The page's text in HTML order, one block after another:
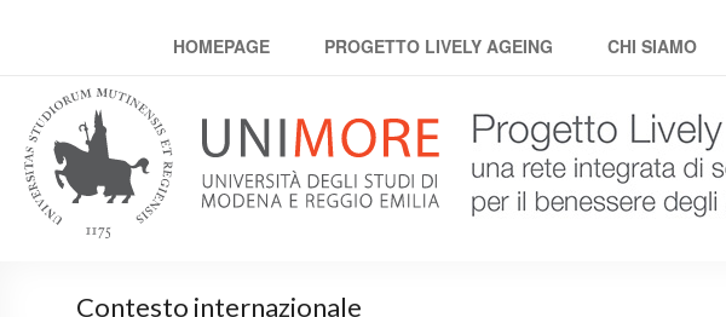
Progetto Lively Ageing
HOMEPAGE PROGETTO LIVELY AGEING CHI SIAMO
Contesto internazionale